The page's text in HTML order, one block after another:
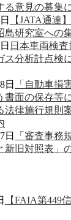
る意見の募集
【JATA通達
島研究室への
日本車両検
ス分析計点検
日
「自動車損
書面の保存等
法律施行規則
日
「審査事務
新旧対照表」
【FAIA第449